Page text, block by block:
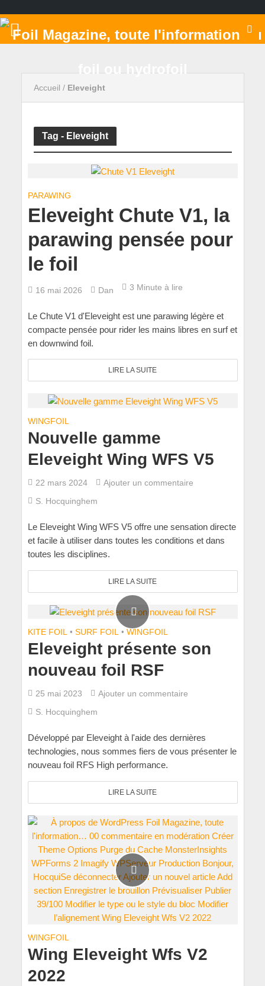
Accueil / Eleveight
Tag - Eleveight
PARAWING
Eleveight Chute V1, la
parawing pensée pour
le foil
16 mai 2026 Dan 3 Minute à lire
Le Chute V1 d'Eleveight est une parawing légère et
compacte pensée pour rider les mains libres en surf et
en downwind foil.
LIRE LA SUITE
WINGFOIL
Nouvelle gamme
Eleveight Wing WFS V5
22 mars 2024
Ajouter un commentaire
S. Hocquinghem
Le Eleveight Wing WFS V5 offre une sensation directe
et facile à utiliser dans toutes les conditions et dans
toutes les disciplines.
LIRE LA SUITE
KITE FOIL • SURF FOIL • WINGFOIL
Eleveight présente son
nouveau foil RSF
25 mai 2023
Ajouter un commentaire
S. Hocquinghem
Développé par Eleveight à l'aide des dernières
technologies, nous sommes fiers de vous présenter le
nouveau foil RFS High performance.
LIRE LA SUITE
WINGFOIL
Wing Eleveight Wfs V2
2022